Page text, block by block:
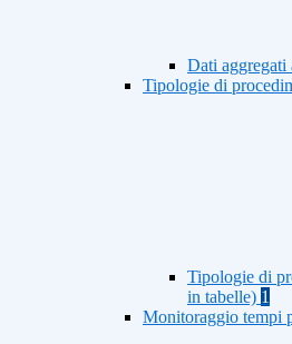
Dati aggregati
Tipologie di
Tipologie di
in tabelle) 1
Monitoraggio tempi